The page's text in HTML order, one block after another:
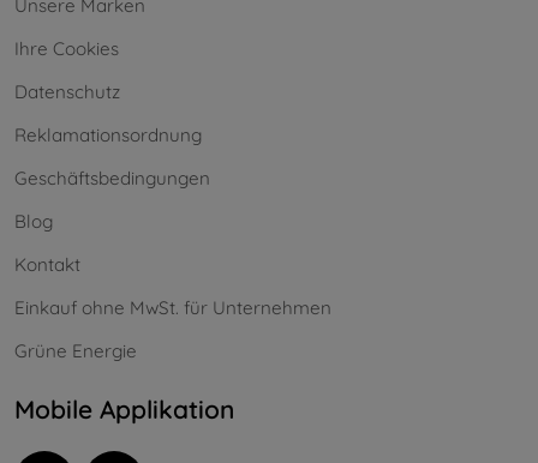
Unsere Marken
Ihre Cookies
Datenschutz
Reklamationsordnung
Geschäftsbedingungen
Blog
Kontakt
Einkauf ohne MwSt. für Unternehmen
Grüne Energie
Mobile Applikation